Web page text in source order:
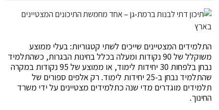
התלמידים המצטיינים שייכים לשתי קטגוריות: בעלי ממוצע
משוקלל של 90 נקודות ומעלה בכלל בחינות הבגרות, כשהתלמיד
נבחן בלפחות 30 יחידות לימוד, או ממוצע של 95 נקודות במקרה
שהתלמיד נבחן ב-25 יחידות לימוד. רק אלפים ספורים של
תלמידים מוגדרים מדי שנה כתלמידים מצטיינים על ידי משרד
החינוך.